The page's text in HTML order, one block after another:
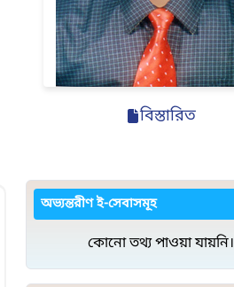
বিস্তারিত
অভ্যন্তরীণ ই-সেবাসমূহ
কোনো তথ্য পাওয়া যায়নি।